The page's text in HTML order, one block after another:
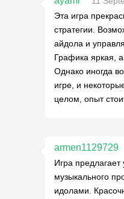
Эта игра
стратегии.
айдола и
Графика яркая,
Однако иногда
игре, и
целом, опыт
armen1129729
Игра предлагает
музыкального
идолами.